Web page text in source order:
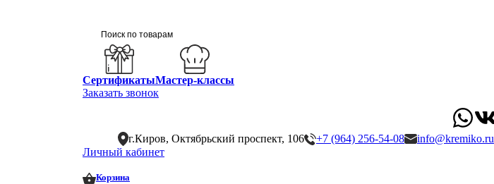
СертификатыМастер-классы
Заказать звонок
г.Киров, Октябрьский проспект, 106 +7 (964) 256-54-08
info@kremiko.ru
Личный кабинет
Корзина